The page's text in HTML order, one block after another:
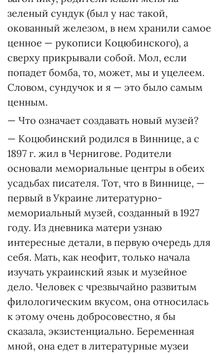
зеленый сундук (был у нас такой,
окованный железом, в нем хранили самое
ценное — рукописи Коцюбинского), а
сверху прикрывали собой. Мол, если
попадет бомба, то, может, мы и уцелеем.
Словом, сундучок и я — это было самым
ценным.
— Что означает создавать новый музей?
— Коцюбинский родился в Виннице, а с
1897 г. жил в Чернигове. Родители
основали мемориальные центры в обеих
усадьбах писателя. Тот, что в Виннице, —
первый в Украине литературно-
мемориальный музей, созданный в 1927
году. Из дневника матери узнаю
интересные детали, в первую очередь для
себя. Мать, как неофит, только начала
изучать украинский язык и музейное
дело. Человек с чрезвычайно развитым
филологическим вкусом, она относилась
к этому очень добросовестно, я бы
сказала, экзистенциально. Беременная
мной, она едет в литературные музеи